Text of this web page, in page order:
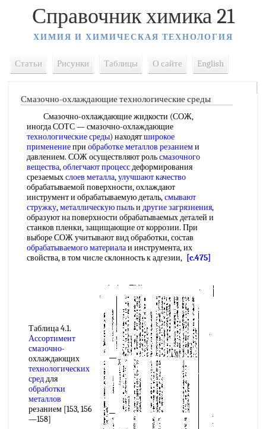
Справочник химика 21
ХИМИЯ И ХИМИЧЕСКАЯ ТЕХНОЛОГИЯ
Статьи Рисунки Таблицы О сайте English
Смазочно-охлаждающие технологические среды
Смазочно-охлаждающие жидкости (СОЖ,
иногда СОТС — смазочно-охлаждающие
технологические среды) находятширокое
применениепри обработке металлов резаниеми
давлением. СОЖ осуществляют рольсмазочного
вещества,облегчают процессдеформирования
срезаемыхслоев металла,улучшают качество
обрабатываемой поверхности, охлаждают
инструмент и обрабатываемую деталь,смывают
стружку,металлическую пыльи другие загрязнения,
образуют на поверхности обрабатываемых деталей и
станков пленки, защищающие от коррозии. При
выборе СОЖ учитывают вид обработки, состав
обрабатываемого материалаи инструмента, их
свойства, в том числе склонность к адгезии, [c.475]
Таблица 4.1.
Ассортимент
смазочно-
охлаждающих
технологических
среддля
обработки
металлов
резанием [153, 156
—158]